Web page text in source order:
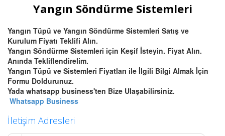
Yangın Söndürme Sistemleri
Yangın Tüpü ve Yangın Söndürme Sistemleri Satış ve
Kurulum Fiyatı Teklifi Alın.
Yangın Söndürme Sistemleri için Keşif İsteyin. Fiyat Alın.
Anında Tekliflendirelim.
Yangın Tüpü ve Sistemleri Fiyatları ile İlgili Bilgi Almak İçin
Formu Doldurunuz.
Yada whatsapp business'ten Bize Ulaşabilirsiniz.
Whatsapp Business
İletişim Adresleri